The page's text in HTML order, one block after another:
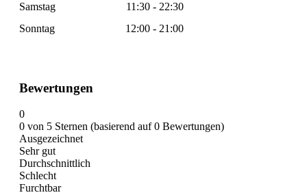
Samstag
11:30 - 22:30
Sonntag
12:00 - 21:00
Bewertungen
0
0 von 5 Sternen (basierend auf 0 Bewertungen)
Ausgezeichnet
Sehr gut
Durchschnittlich
Schlecht
Furchtbar